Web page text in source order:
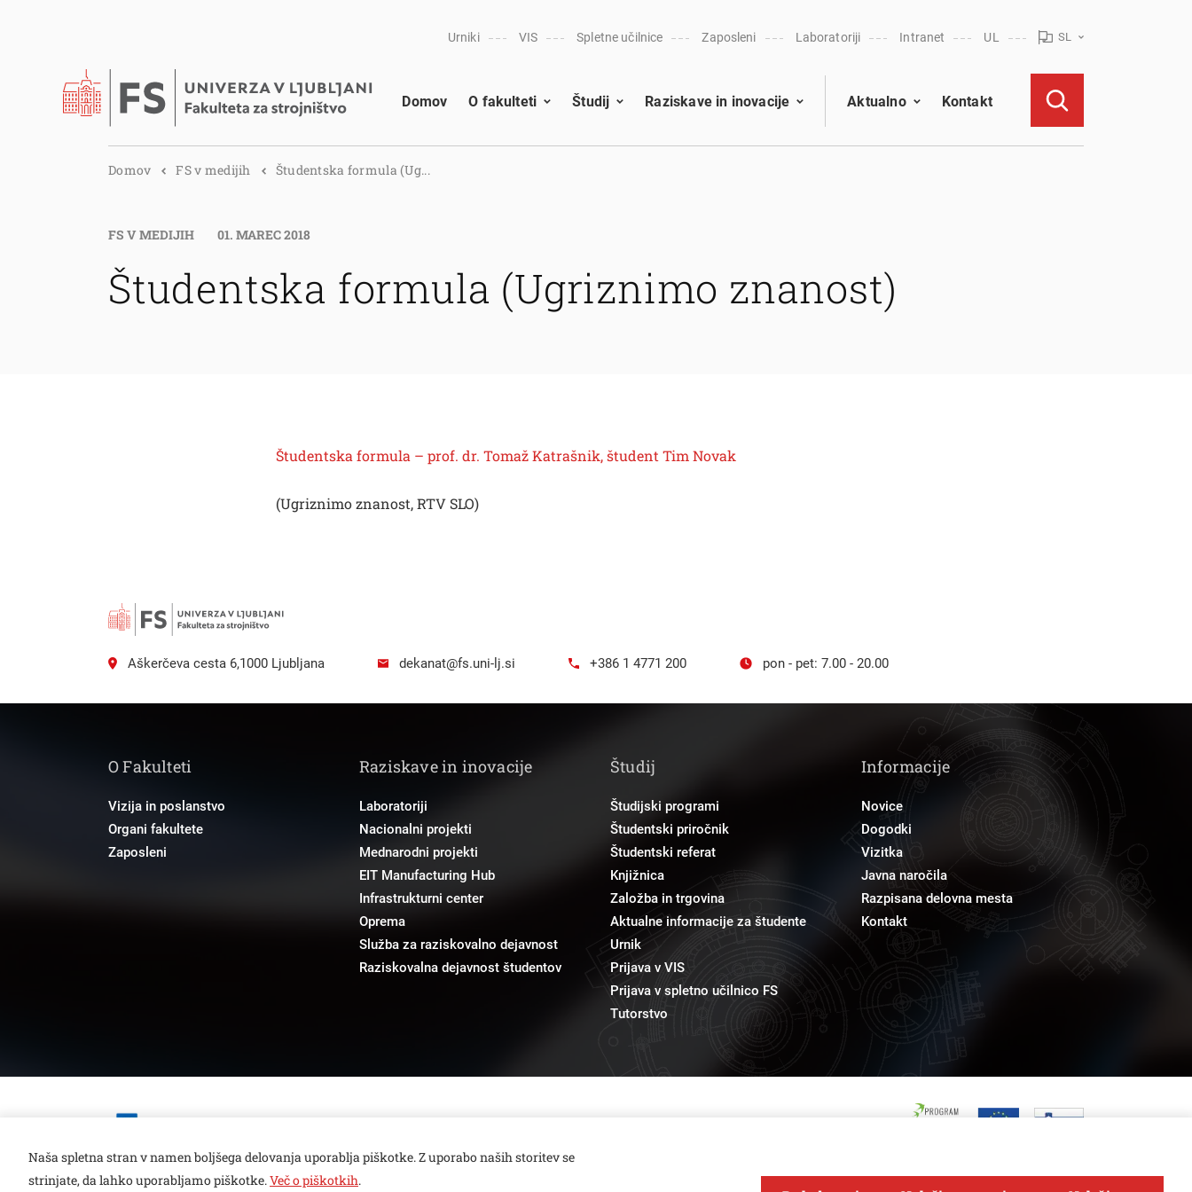
Urniki VIS Spletne učilnice Zaposleni Laboratoriji Intranet UL SL
Domov O fakulteti Študij Raziskave in inovacije Aktualno Kontakt
Domov FS v medijih Študentska formula (Ug...
FS V MEDIJIH 01. MAREC 2018
Študentska formula (Ugriznimo znanost)
Študentska formula – prof. dr. Tomaž Katrašnik, študent Tim Novak
(Ugriznimo znanost, RTV SLO)
Aškerčeva cesta 6,1000 Ljubljana dekanat@fs.uni-lj.si +386 1 4771 200 pon - pet: 7.00 - 20.00
O Fakulteti
Vizija in poslanstvo
Organi fakultete
Zaposleni
Raziskave in inovacije
Laboratoriji
Nacionalni projekti
Mednarodni projekti
EIT Manufacturing Hub
Infrastrukturni center
Oprema
Služba za raziskovalno dejavnost
Raziskovalna dejavnost študentov
Študij
Študijski programi
Študentski priročnik
Študentski referat
Knjižnica
Založba in trgovina
Aktualne informacije za študente
Urnik
Prijava v VIS
Prijava v spletno učilnico FS
Tutorstvo
Informacije
Novice
Dogodki
Vizitka
Javna naročila
Razpisana delovna mesta
Kontakt
Naša spletna stran v namen boljšega delovanja uporablja piškotke. Z uporabo naših storitev se
strinjate, da lahko uporabljamo piškotke.Več o piškotkih.